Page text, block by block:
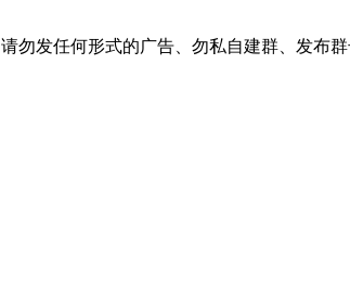
请勿发任何形式的广告、勿私自建群、发布